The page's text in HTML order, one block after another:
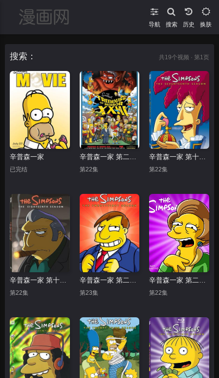
导航 搜索 换肤
搜索： 共19个视频 · 第1页
辛普森一家
已完结
辛普森一家 第二十四季
第22集
辛普森一家 第十七季
第22集
第22集 第23集 第22集